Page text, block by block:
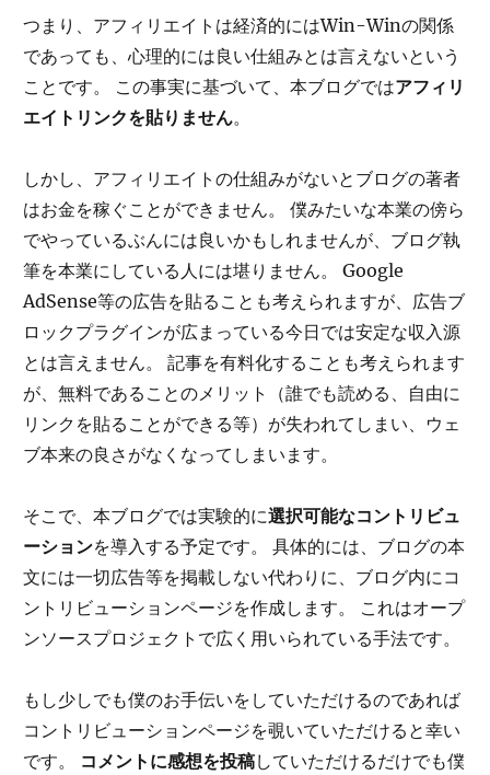
つまり、アフィリエイトは経済的にはWin-Winの関係
であっても、心理的には良い仕組みとは言えないという
ことです。 この事実に基づいて、本ブログではアフィリ
エイトリンクを貼りません。
しかし、アフィリエイトの仕組みがないとブログの著者
はお金を稼ぐことができません。 僕みたいな本業の傍ら
でやっているぶんには良いかもしれませんが、ブログ執
筆を本業にしている人には堪りません。 Google
AdSense等の広告を貼ることも考えられますが、広告ブ
ロックプラグインが広まっている今日では安定な収入源
とは言えません。 記事を有料化することも考えられます
が、無料であることのメリット（誰でも読める、自由に
リンクを貼ることができる等）が失われてしまい、ウェ
ブ本来の良さがなくなってしまいます。
そこで、本ブログでは実験的に選択可能なコントリビュ
ーションを導入する予定です。 具体的には、ブログの本
文には一切広告等を掲載しない代わりに、ブログ内にコ
ントリビューションページを作成します。 これはオープ
ンソースプロジェクトで広く用いられている手法です。
もし少しでも僕のお手伝いをしていただけるのであれば
コントリビューションページを覗いていただけると幸い
です。 コメントに感想を投稿していただけるだけでも僕